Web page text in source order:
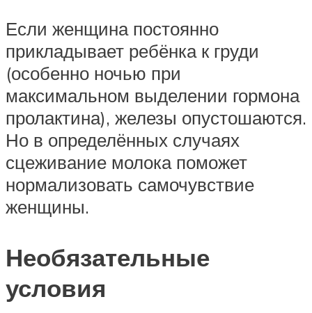
Если женщина постоянно
прикладывает ребёнка к груди
(особенно ночью при
максимальном выделении гормона
пролактина), железы опустошаются.
Но в определённых случаях
сцеживание молока поможет
нормализовать самочувствие
женщины.
Необязательные
условия